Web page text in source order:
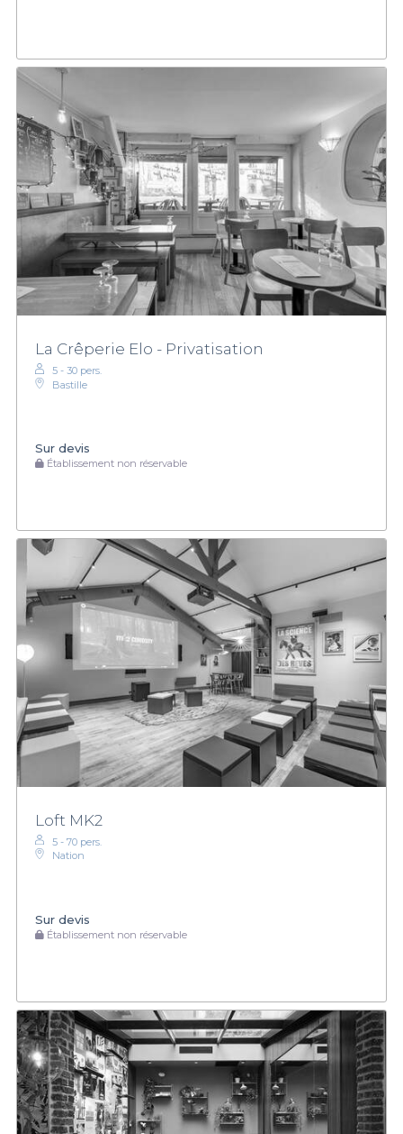
La Crêperie Elo - Privatisation
5 - 30 pers.
Bastille
Sur devis
Établissement non réservable
Loft MK2
5 - 70 pers.
Nation
Sur devis
Établissement non réservable